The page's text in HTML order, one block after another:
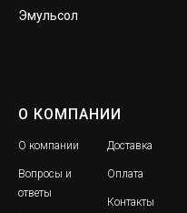
Эмульсол
О КОМПАНИИ
О компании
Вопросы и
ответы
Доставка
Оплата
Контакты